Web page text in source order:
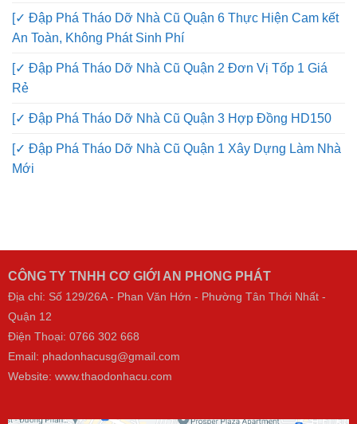
[✓ Đập Phá Tháo Dỡ Nhà Cũ Quận 6 Thực Hiện Cam kết
An Toàn, Không Phát Sinh Phí
[✓ Đập Phá Tháo Dỡ Nhà Cũ Quận 2 Đơn Vị Tốp 1 Giá
Rẻ
[✓ Đập Phá Tháo Dỡ Nhà Cũ Quận 3 Hợp Đồng HD150
[✓ Đập Phá Tháo Dỡ Nhà Cũ Quận 1 Xây Dựng Làm Nhà
Mới
CÔNG TY TNHH CƠ GIỚI AN PHONG PHÁT
Địa chỉ: Số 129/26A - Phan Văn Hớn - Phường Tân Thới Nhất -
Quận 12
Điện Thoại: 0766 302 668
Email: phadonhacusg@gmail.com
Website: www.thaodonhacu.com